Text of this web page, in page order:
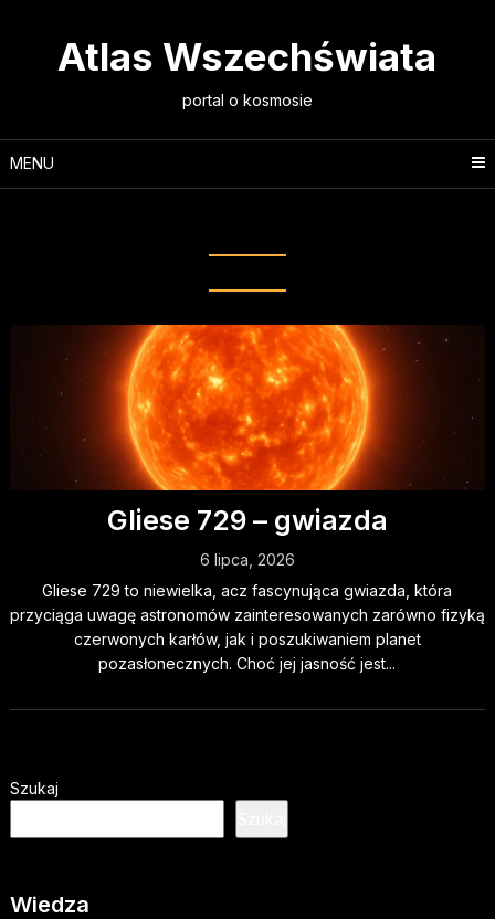
Atlas Wszechświata
portal o kosmosie
MENU
Gliese 729 – gwiazda
6 lipca, 2026
Gliese 729 to niewielka, acz fascynująca gwiazda, która
przyciąga uwagę astronomów zainteresowanych zarówno fizyką
czerwonych karłów, jak i poszukiwaniem planet
pozasłonecznych. Choć jej jasność jest...
Szukaj
Wiedza